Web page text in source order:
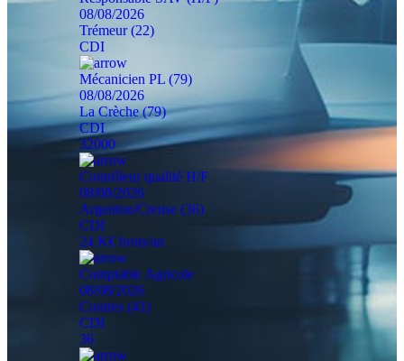
08/08/2026
Trémeur (22)
CDI
Mécanicien PL (79)
08/08/2026
La Crèche (79)
CDI
32000
Contrôleur qualité H/F
08/08/2026
Argenton/Creuse (36)
CDI
24 K€ bruts/an
Comptable Agricole
08/08/2026
Contres (41)
CDI
36